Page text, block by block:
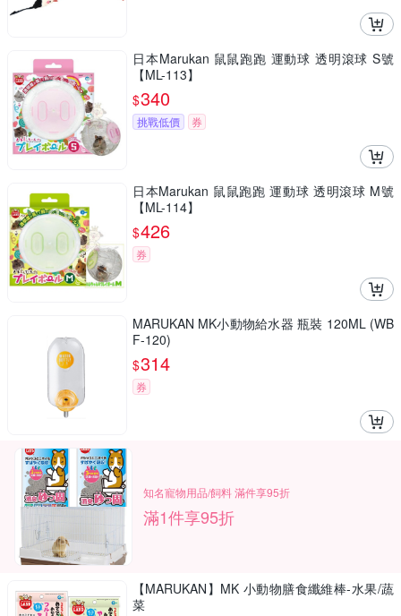
日本Marukan 鼠鼠跑跑 運動球 透明滾球 S號
【ML-113】
$340
挑戰低價 券
日本Marukan 鼠鼠跑跑 運動球 透明滾球 M號
【ML-114】
$426
券
MARUKAN MK小動物給水器 瓶裝 120ML (WB
F-120)
$314
券
知名寵物用品/飼料 滿件享95折
滿1件享95折
【MARUKAN】MK 小動物膳食纖維棒-水果/蔬
菜